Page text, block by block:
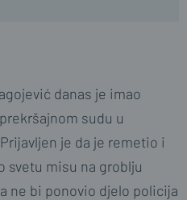
danas je imao
sudu u
je da je remetio i
svetu misu na groblju
ne bi ponovio djelo policija